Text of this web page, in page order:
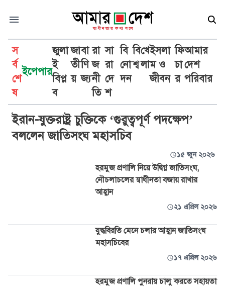
স
র্ব
শে
ষ
ইপেপার
জুলা
ই
বিপ্ল
ব
জা
তী
য়
বা
ণি
জ্য
রা
জ
নী
তি
সা
রা
দে
শ
বি
নো
দন
বি
শ্ব
খে
লা
ইসলা
ম ও
জীবন
ফি
চা
র
আমার
দেশ
পরিবার
অ্যান্তোনিও গুতেরেস
ইরান-যুক্তরাষ্ট্র চুক্তিকে ‘গুরুত্বপূর্ণ পদক্ষেপ’
বললেন জাতিসংঘ মহাসচিব
১৫ জুন ২০২৬
হরমুজ প্রণালি নিয়ে উদ্বিগ্ন জাতিসংঘ,
নৌচলাচলের স্বাধীনতা বজায় রাখার
আহ্বান
২১ এপ্রিল ২০২৬
যুদ্ধবিরতি মেনে চলার আহ্বান জাতিসংঘ
মহাসচিবের
১৭ এপ্রিল ২০২৬
হরমুজ প্রণালি পুনরায় চালু করতে সহায়তা